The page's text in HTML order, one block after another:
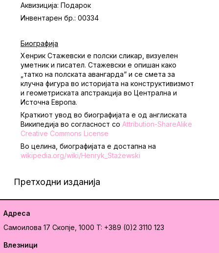
Аквизиција: Подарок
Инвентарен бр.: 00334
Биографија
Хенрик Стажевски е полски сликар, визуелен
уметник и писател. Стажевски е опишан како
„татко на полската авангарда“ и се смета за
клучна фигура во историјата на конструктивизмот
и геометриската апстракција во Централна и
Источна Европа.
Краткиот увод во биографијата е од англиската
Википедија во согласност со Attribution-ShareAlike
Creative Commons License
Во целина, биографијата е достапна на
wikipedia.org/wiki/Henryk_Stażewski
Претходни изданија
Адреса
Самоилова 17 Скопје, 1000 T: +389 (0)2 3110 123
Влезници